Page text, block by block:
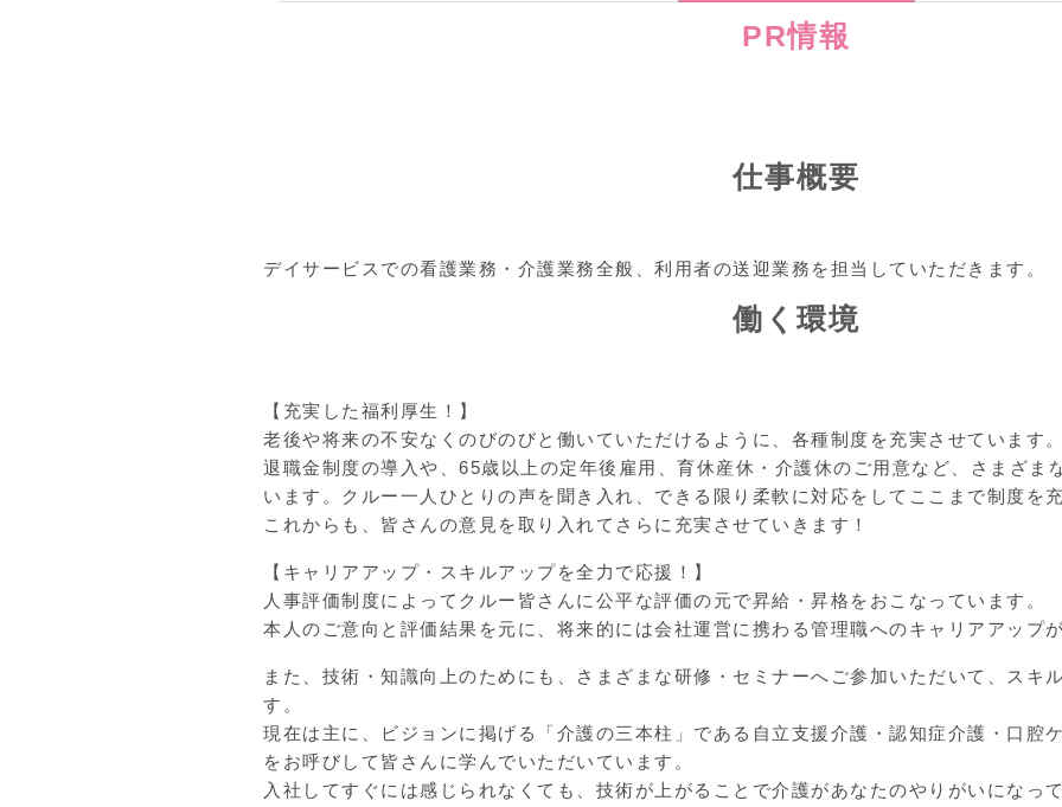
PR情報
仕事概要
デイサービスでの看護業務・介護業務全般、利用者の送迎業務を担当していただきます。
働く環境
【充実した福利厚生！】
老後や将来の不安なくのびのびと働いていただけるように、各種制度を充実させています
退職金制度の導入や、65歳以上の定年後雇用、育休産休・介護休のご用意など、さまざま
います。クルー一人ひとりの声を聞き入れ、できる限り柔軟に対応をしてここまで制度を
これからも、皆さんの意見を取り入れてさらに充実させていきます！
【キャリアアップ・スキルアップを全力で応援！】
人事評価制度によってクルー皆さんに公平な評価の元で昇給・昇格をおこなっています。
本人のご意向と評価結果を元に、将来的には会社運営に携わる管理職へのキャリアアップ
また、技術・知識向上のためにも、さまざまな研修・セミナーへご参加いただいて、スキ
す。
現在は主に、ビジョンに掲げる「介護の三本柱」である自立支援介護・認知症介護・口腔
をお呼びして皆さんに学んでいただいています。
入社してすぐには感じられなくても、技術が上がることで介護があなたのやりがいになっ